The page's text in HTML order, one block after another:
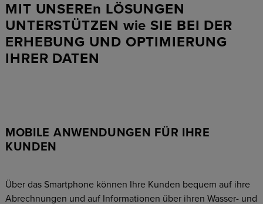
MIT UNSEREn LÖSUNGEN
UNTERSTÜTZEN wie SIE BEI DER
ERHEBUNG UND OPTIMIERUNG
IHRER DATEN
MOBILE ANWENDUNGEN FÜR IHRE
KUNDEN
Über das Smartphone können Ihre Kunden bequem auf ihre
Abrechnungen und auf Informationen über ihren Wasser- und